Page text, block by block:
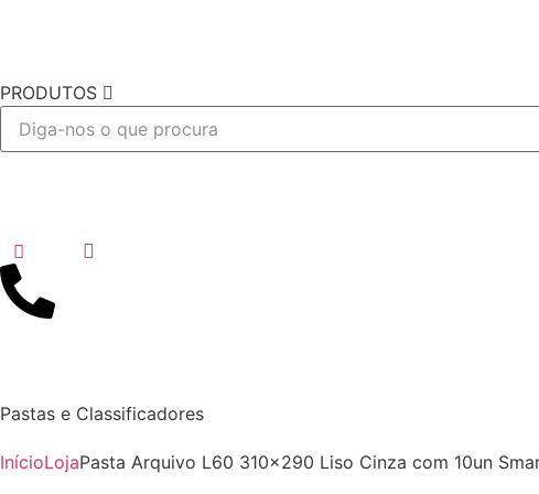
PRODUTOS
Pastas e Classificadores
InícioLojaPasta Arquivo L60 310×290 Liso Cinza com 10un